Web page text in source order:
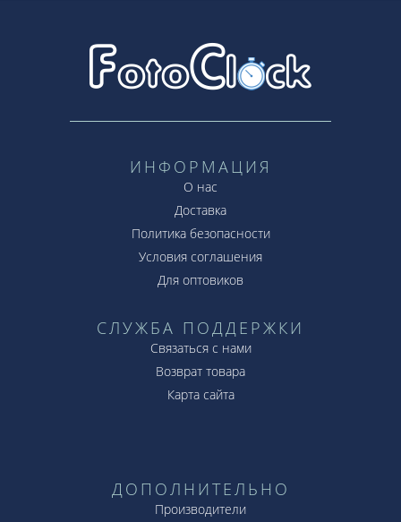
ИНФОРМАЦИЯ
О нас
Доставка
Политика безопасности
Условия соглашения
Для оптовиков
СЛУЖБА ПОДДЕРЖКИ
Связаться с нами
Возврат товара
Карта сайта
ДОПОЛНИТЕЛЬНО
Производители